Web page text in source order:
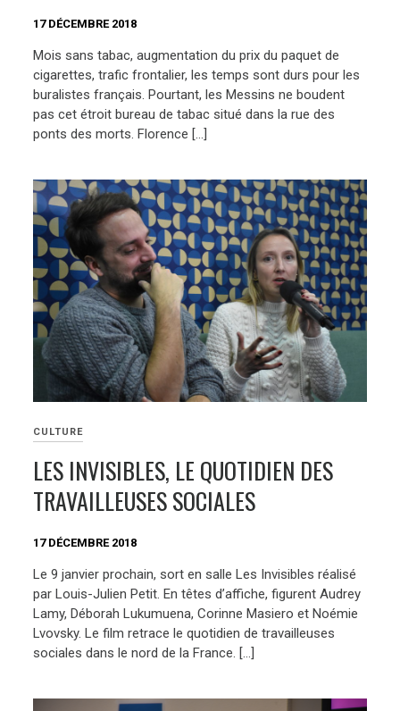
17 DÉCEMBRE 2018
Mois sans tabac, augmentation du prix du paquet de
cigarettes, trafic frontalier, les temps sont durs pour les
buralistes français. Pourtant, les Messins ne boudent
pas cet étroit bureau de tabac situé dans la rue des
ponts des morts. Florence […]
CULTURE
LES INVISIBLES, LE QUOTIDIEN DES
TRAVAILLEUSES SOCIALES
17 DÉCEMBRE 2018
Le 9 janvier prochain, sort en salle Les Invisibles réalisé
par Louis-Julien Petit. En têtes d’affiche, figurent Audrey
Lamy, Déborah Lukumuena, Corinne Masiero et Noémie
Lvovsky. Le film retrace le quotidien de travailleuses
sociales dans le nord de la France. […]